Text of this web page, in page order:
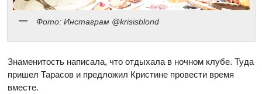
Фото: Инстаграм @krisisblond
Знаменитость написала, что отдыхала в ночном клубе. Туда
пришел Тарасов и предложил Кристине провести время
вместе.